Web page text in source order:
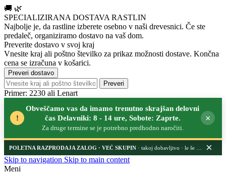
🚚 🌿
SPECIALIZIRANA DOSTAVA RASTLIN
Najbolje je, da rastline izberete osebno v naši drevesnici. Če ste
predaleč, organiziramo dostavo na vaš dom.
Preverite dostavo v svoj kraj
Vnesite kraj ali poštno številko za prikaz možnosti dostave. Končna
cena se izračuna v košarici.
Preveri dostavo
Preveri
Primer: 2230 ali Lenart
!
Obveščamo vas da imamo trenutno skrajšan delovni
čas Delavniki: 8 - 14 ure, Sobote: Zaprte.
Za druge termine se je potrebno predhodno naročiti.
×
POLETNA RAZPRODAJA ZALOG · takoj dobavljivo · le še nekaj dni ×
Skip to navigation Skip to main content
Meni